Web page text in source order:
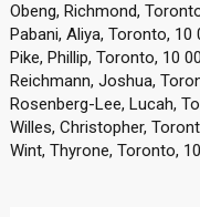
Obeng, Richmond,
Pabani, Aliya, Toronto, 10
Pike, Phillip, Toronto, 10
Reichmann, Joshua,
Rosenberg-Lee, Lucah,
Willes, Christopher,
Wint, Thyrone, Toronto,